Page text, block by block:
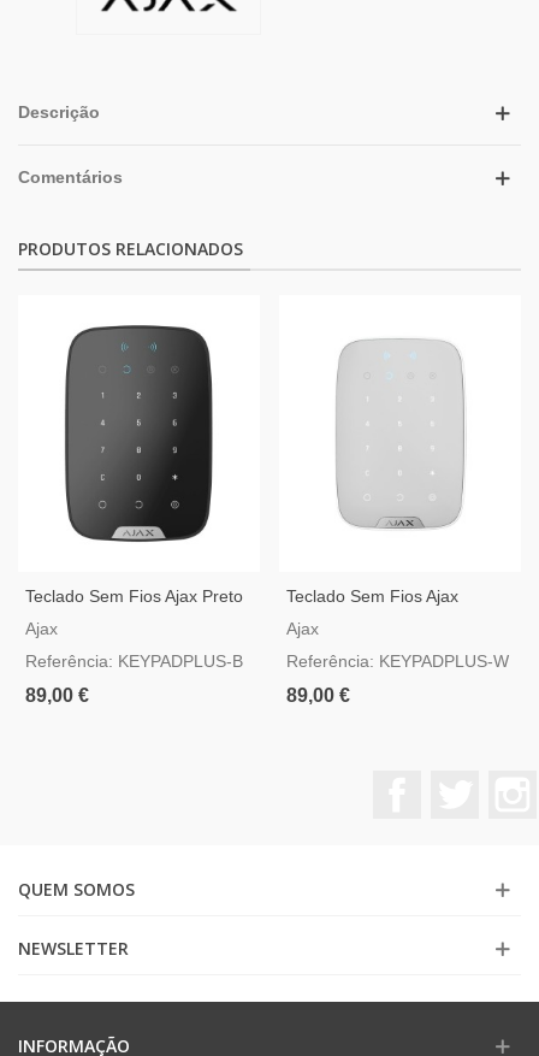
Descrição
Comentários
PRODUTOS RELACIONADOS
Teclado Sem Fios Ajax Preto
Com Leitor De Tags E
Ajax
Referência: KEYPADPLUS-B
89,00 €
Teclado Sem Fios Ajax
Branco Com Leitor De Tags E
Ajax
Referência: KEYPADPLUS-W
89,00 €
QUEM SOMOS
NEWSLETTER
INFORMAÇÃO